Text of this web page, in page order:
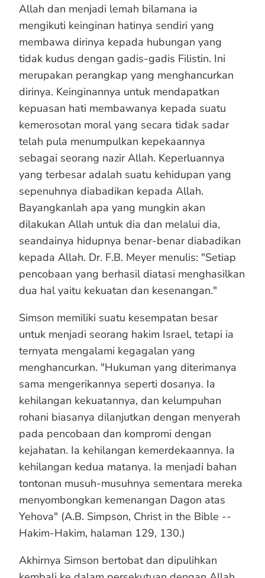
Allah dan menjadi lemah bilamana ia
mengikuti keinginan hatinya sendiri yang
membawa dirinya kepada hubungan yang
tidak kudus dengan gadis-gadis Filistin. Ini
merupakan perangkap yang menghancurkan
dirinya. Keinginannya untuk mendapatkan
kepuasan hati membawanya kepada suatu
kemerosotan moral yang secara tidak sadar
telah pula menumpulkan kepekaannya
sebagai seorang nazir Allah. Keperluannya
yang terbesar adalah suatu kehidupan yang
sepenuhnya diabadikan kepada Allah.
Bayangkanlah apa yang mungkin akan
dilakukan Allah untuk dia dan melalui dia,
seandainya hidupnya benar-benar diabadikan
kepada Allah. Dr. F.B. Meyer menulis: "Setiap
pencobaan yang berhasil diatasi menghasilkan
dua hal yaitu kekuatan dan kesenangan."
Simson memiliki suatu kesempatan besar
untuk menjadi seorang hakim Israel, tetapi ia
ternyata mengalami kegagalan yang
menghancurkan. "Hukuman yang diterimanya
sama mengerikannya seperti dosanya. Ia
kehilangan kekuatannya, dan kelumpuhan
rohani biasanya dilanjutkan dengan menyerah
pada pencobaan dan kompromi dengan
kejahatan. Ia kehilangan kemerdekaannya. Ia
kehilangan kedua matanya. Ia menjadi bahan
tontonan musuh-musuhnya sementara mereka
menyombongkan kemenangan Dagon atas
Yehova" (A.B. Simpson, Christ in the Bible --
Hakim-Hakim, halaman 129, 130.)
Akhirnya Simson bertobat dan dipulihkan